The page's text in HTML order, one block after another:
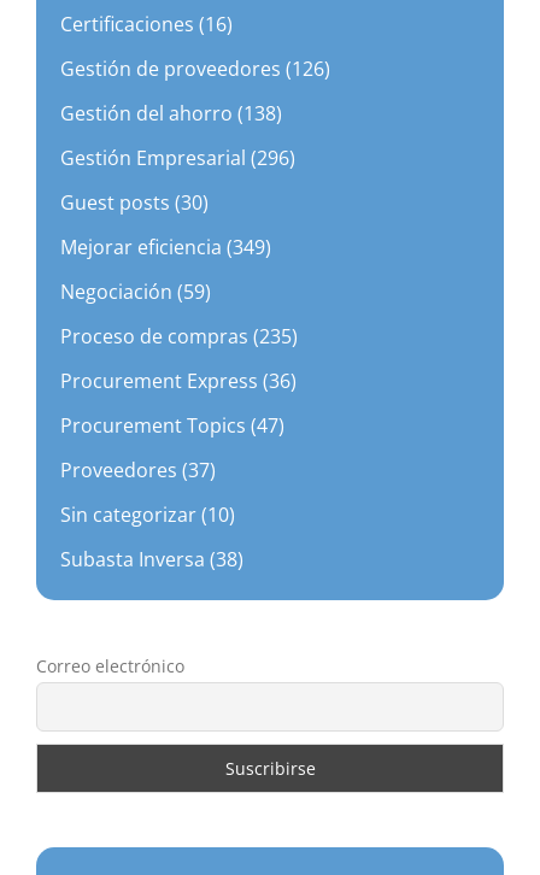
Certificaciones (16)
Gestión de proveedores (126)
Gestión del ahorro (138)
Gestión Empresarial (296)
Guest posts (30)
Mejorar eficiencia (349)
Negociación (59)
Proceso de compras (235)
Procurement Express (36)
Procurement Topics (47)
Proveedores (37)
Sin categorizar (10)
Subasta Inversa (38)
Correo electrónico